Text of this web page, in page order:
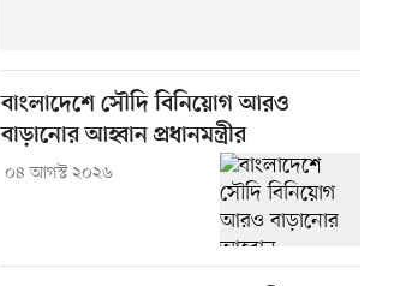
বাংলাদেশে সৌদি বিনিয়োগ আরও
বাড়ানোর আহ্বান প্রধানমন্ত্রীর
০৪ আগস্ট ২০২৬